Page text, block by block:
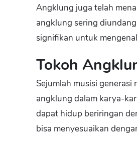
Angklung juga telah
angklung sering
signifikan untuk
Tokoh
Sejumlah musisi
angklung dalam karya-
dapat hidup beriringan
bisa menyesuaikan